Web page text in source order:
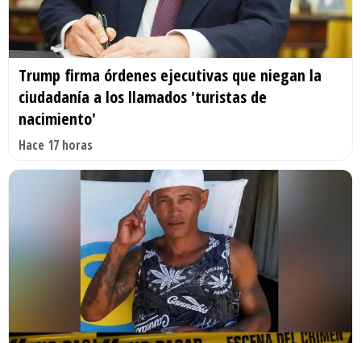
Trump firma órdenes ejecutivas que niegan la
ciudadanía a los llamados 'turistas de
nacimiento'
Hace 17 horas